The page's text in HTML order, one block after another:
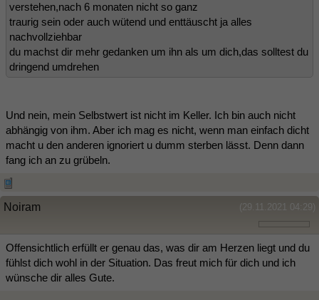
verstehen,nach 6 monaten nicht so ganz
traurig sein oder auch wütend und enttäuscht ja alles
nachvollziehbar
du machst dir mehr gedanken um ihn als um dich,das solltest du
dringend umdrehen
Und nein, mein Selbstwert ist nicht im Keller. Ich bin auch nicht
abhängig von ihm. Aber ich mag es nicht, wenn man einfach dicht
macht u den anderen ignoriert u dumm sterben lässt. Denn dann
fang ich an zu grübeln.
(29.11.2021 04:29)
Noiram
Offensichtlich erfüllt er genau das, was dir am Herzen liegt und du
fühlst dich wohl in der Situation. Das freut mich für dich und ich
wünsche dir alles Gute.